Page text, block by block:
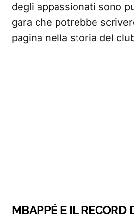
degli appassionati sono
gara che potrebbe
pagina nella storia del
MBAPPÉ E IL RECORD